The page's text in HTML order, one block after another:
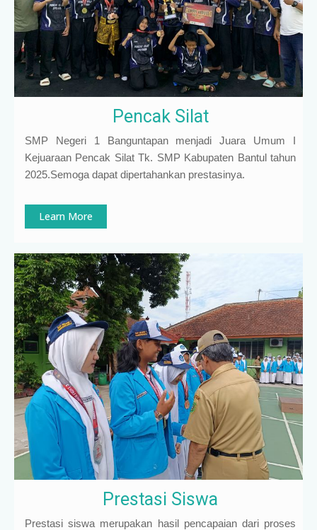
Pencak Silat
SMP Negeri 1 Banguntapan menjadi Juara Umum I
Kejuaraan Pencak Silat Tk. SMP Kabupaten Bantul tahun
2025.Semoga dapat dipertahankan prestasinya.
Learn More
Prestasi Siswa
Prestasi siswa merupakan hasil pencapaian dari proses